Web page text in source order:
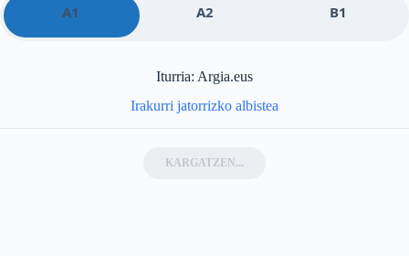
A1 A2 B1
Iturria: Argia.eus
Irakurri jatorrizko albistea
KARGATZEN...